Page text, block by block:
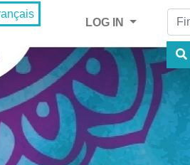
LOG IN
Find